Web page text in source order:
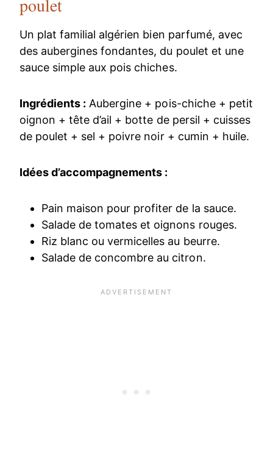
poulet
Un plat familial algérien bien parfumé, avec
des aubergines fondantes, du poulet et une
sauce simple aux pois chiches.
Ingrédients : Aubergine + pois-chiche + petit
oignon + tête d’ail + botte de persil + cuisses
de poulet + sel + poivre noir + cumin + huile.
Idées d’accompagnements :
Pain maison pour profiter de la sauce.
Salade de tomates et oignons rouges.
Riz blanc ou vermicelles au beurre.
Salade de concombre au citron.